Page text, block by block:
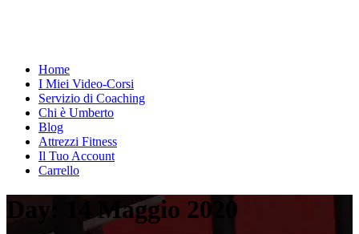
Home
I Miei Video-Corsi
Servizio di Coaching
Chi è Umberto
Blog
Attrezzi Fitness
Il Tuo Account
Carrello
Day: 14 Maggio 2020